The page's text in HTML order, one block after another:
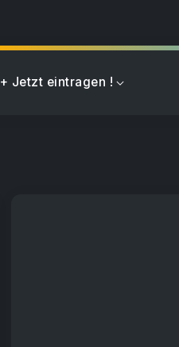
+ Jetzt eintragen !